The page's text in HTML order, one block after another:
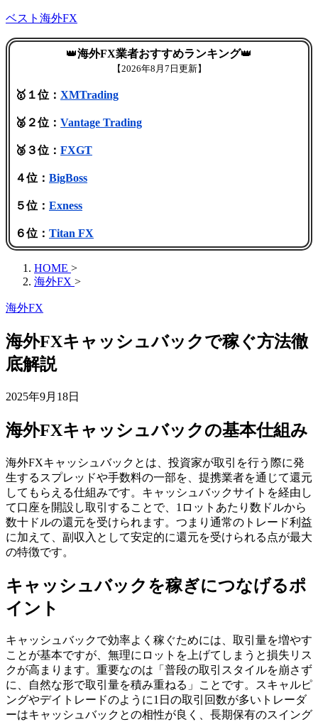
ベスト海外FX
👑海外FX業者おすすめランキング👑
【2026年8月7日更新】
🥇１位： XMTrading
🥈２位： Vantage Trading
🥉３位： FXGT
４位： BigBoss
５位： Exness
６位： Titan FX
HOME >
海外FX >
海外FX
海外FXキャッシュバックで稼ぐ方法徹
底解説
2025年9月18日
海外FXキャッシュバックの基本仕組み
海外FXキャッシュバックとは、投資家が取引を行う際に発
生するスプレッドや手数料の一部を、提携業者を通じて還元
してもらえる仕組みです。キャッシュバックサイトを経由し
て口座を開設し取引することで、1ロットあたり数ドルから
数十ドルの還元を受けられます。つまり通常のトレード利益
に加えて、副収入として安定的に還元を受けられる点が最大
の特徴です。
キャッシュバックを稼ぎにつなげるポ
イント
キャッシュバックで効率よく稼ぐためには、取引量を増やす
ことが基本ですが、無理にロットを上げてしまうと損失リス
クが高まります。重要なのは「普段の取引スタイルを崩さず
に、自然な形で取引量を積み重ねる」ことです。スキャルピ
ングやデイトレードのように1日の取引回数が多いトレーダ
ーはキャッシュバックとの相性が良く、長期保有のスイング